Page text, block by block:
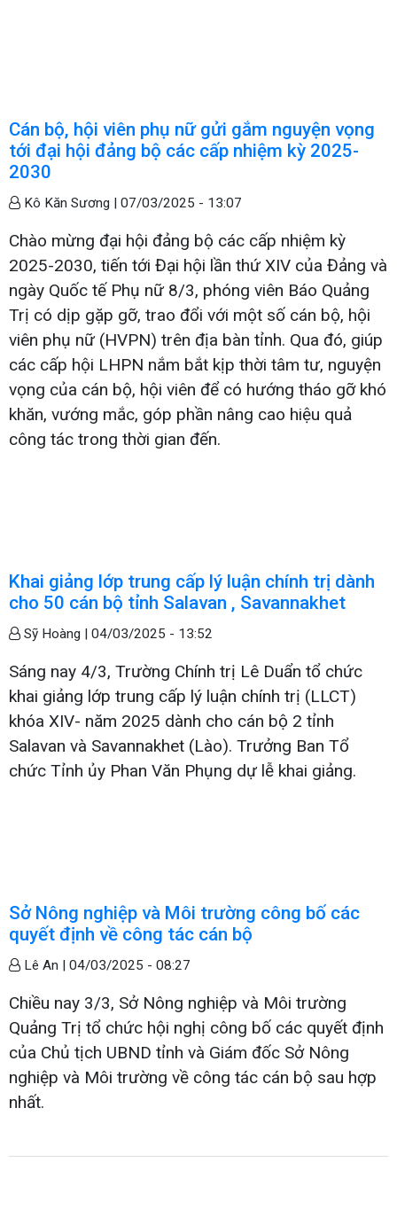
Cán bộ, hội viên phụ nữ gửi gắm nguyện vọng
tới đại hội đảng bộ các cấp nhiệm kỳ 2025-
2030
Kô Kăn Sương | 07/03/2025 - 13:07
Chào mừng đại hội đảng bộ các cấp nhiệm kỳ
2025-2030, tiến tới Đại hội lần thứ XIV của Đảng và
ngày Quốc tế Phụ nữ 8/3, phóng viên Báo Quảng
Trị có dịp gặp gỡ, trao đổi với một số cán bộ, hội
viên phụ nữ (HVPN) trên địa bàn tỉnh. Qua đó, giúp
các cấp hội LHPN nắm bắt kịp thời tâm tư, nguyện
vọng của cán bộ, hội viên để có hướng tháo gỡ khó
khăn, vướng mắc, góp phần nâng cao hiệu quả
công tác trong thời gian đến.
Khai giảng lớp trung cấp lý luận chính trị dành
cho 50 cán bộ tỉnh Salavan , Savannakhet
Sỹ Hoàng | 04/03/2025 - 13:52
Sáng nay 4/3, Trường Chính trị Lê Duẩn tổ chức
khai giảng lớp trung cấp lý luận chính trị (LLCT)
khóa XIV- năm 2025 dành cho cán bộ 2 tỉnh
Salavan và Savannakhet (Lào). Trưởng Ban Tổ
chức Tỉnh ủy Phan Văn Phụng dự lễ khai giảng.
Sở Nông nghiệp và Môi trường công bố các
quyết định về công tác cán bộ
Lê An | 04/03/2025 - 08:27
Chiều nay 3/3, Sở Nông nghiệp và Môi trường
Quảng Trị tổ chức hội nghị công bố các quyết định
của Chủ tịch UBND tỉnh và Giám đốc Sở Nông
nghiệp và Môi trường về công tác cán bộ sau hợp
nhất.